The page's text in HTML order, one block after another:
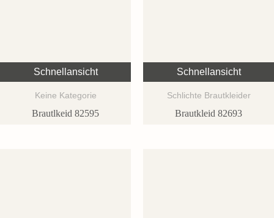
Schnellansicht
Keine Kategorie
Brautlkeid 82595
Schnellansicht
Schlichte Brautkleider
Brautkleid 82693